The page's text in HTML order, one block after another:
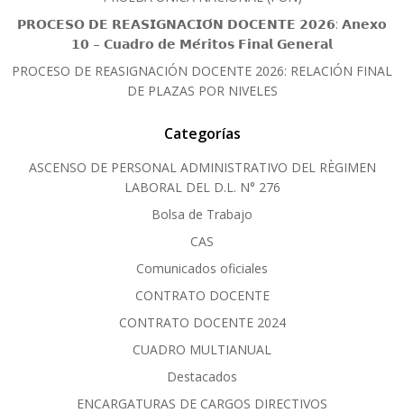
𝗣𝗥𝗢𝗖𝗘𝗦𝗢 𝗗𝗘 𝗥𝗘𝗔𝗦𝗜𝗚𝗡𝗔𝗖𝗜𝗢́𝗡 𝗗𝗢𝗖𝗘𝗡𝗧𝗘 𝟮𝟬𝟮𝟲: 𝗔𝗻𝗲𝘅𝗼
𝟭𝟬 – 𝗖𝘂𝗮𝗱𝗿𝗼 𝗱𝗲 𝗠𝗲́𝗿𝗶𝘁𝗼𝘀 𝗙𝗶𝗻𝗮𝗹 𝗚𝗲𝗻𝗲𝗿𝗮𝗹
PROCESO DE REASIGNACIÓN DOCENTE 2026: RELACIÓN FINAL
DE PLAZAS POR NIVELES
Categorías
ASCENSO DE PERSONAL ADMINISTRATIVO DEL RÈGIMEN
LABORAL DEL D.L. N° 276
Bolsa de Trabajo
CAS
Comunicados oficiales
CONTRATO DOCENTE
CONTRATO DOCENTE 2024
CUADRO MULTIANUAL
Destacados
ENCARGATURAS DE CARGOS DIRECTIVOS